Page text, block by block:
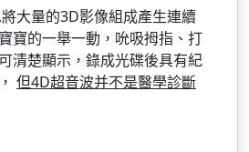
大量的3D影像組成產生連續
寶的一舉一動，吮吸拇指、打
清楚顯示，錄成光碟後具有紀
但4D超音波并不是醫學診斷